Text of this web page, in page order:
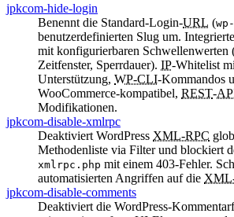
jpkcom-hide-login
Benennt die Standard-Login-URL (
benutzerdefinierten Slug um.
mit konfigurierbaren Schwellenwerten
Zeitfenster, Sperrdauer). IP-Whitelist
Unterstützung, WP-CLI-Kommandos
WooCommerce-kompatibel, REST-
Modifikationen.
jpkcom-disable-xmlrpc
Deaktiviert WordPress XML-RPC
Methodenliste via Filter und blockiert
xmlrpc.php mit einem 403-Fehler.
automatisierten Angriffen auf die
jpkcom-disable-comments
Deaktiviert die WordPress-